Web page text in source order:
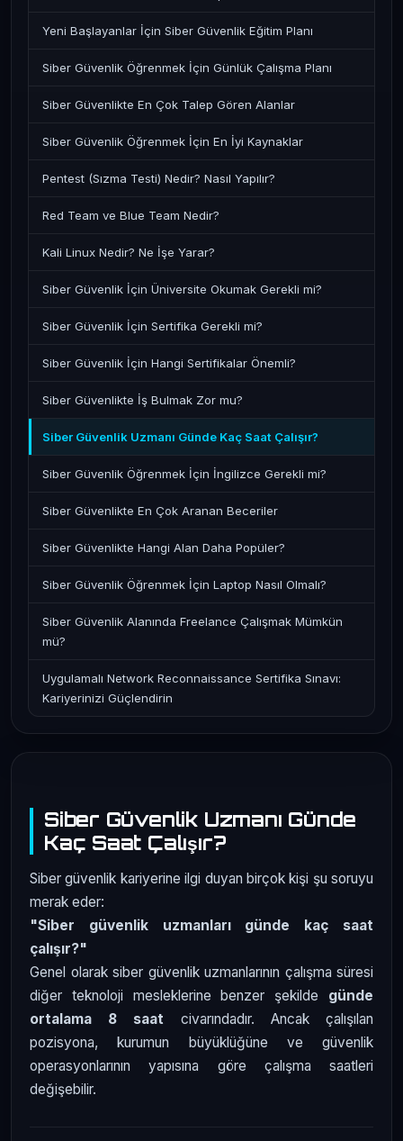
Siber Güvenlik Uzmanı Günde
Kaç Saat Çalışır?
Siber güvenlik kariyerine ilgi duyan birçok kişi şu soruyu
merak eder:
"Siber güvenlik uzmanları günde kaç saat
çalışır?"
Genel olarak siber güvenlik uzmanlarının çalışma süresi
diğer teknoloji mesleklerine benzer şekilde günde
ortalama 8 saat civarındadır. Ancak çalışılan
pozisyona, kurumun büyüklüğüne ve güvenlik
operasyonlarının yapısına göre çalışma saatleri
değişebilir.
Yeni Başlayanlar İçin Siber Güvenlik Eğitim Planı
Siber Güvenlik Öğrenmek İçin Günlük Çalışma Planı
Siber Güvenlikte En Çok Talep Gören Alanlar
Siber Güvenlik Öğrenmek İçin En İyi Kaynaklar
Pentest (Sızma Testi) Nedir? Nasıl Yapılır?
Red Team ve Blue Team Nedir?
Kali Linux Nedir? Ne İşe Yarar?
Siber Güvenlik İçin Üniversite Okumak Gerekli mi?
Siber Güvenlik İçin Sertifika Gerekli mi?
Siber Güvenlik İçin Hangi Sertifikalar Önemli?
Siber Güvenlikte İş Bulmak Zor mu?
Siber Güvenlik Uzmanı Günde Kaç Saat Çalışır?
Siber Güvenlik Öğrenmek İçin İngilizce Gerekli mi?
Siber Güvenlikte En Çok Aranan Beceriler
Siber Güvenlikte Hangi Alan Daha Popüler?
Siber Güvenlik Öğrenmek İçin Laptop Nasıl Olmalı?
Siber Güvenlik Alanında Freelance Çalışmak Mümkün
mü?
Uygulamalı Network Reconnaissance Sertifika Sınavı:
Kariyerinizi Güçlendirin